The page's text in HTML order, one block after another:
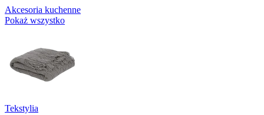
Akcesoria kuchenne
Pokaż wszystko
Tekstylia